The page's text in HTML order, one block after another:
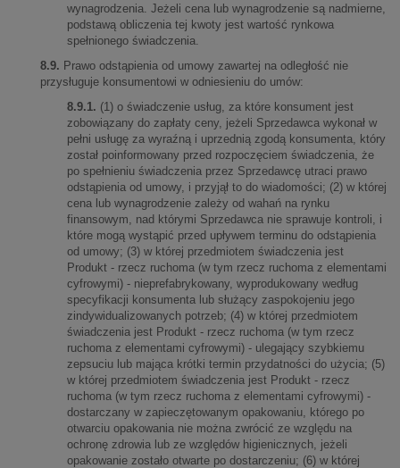
wynagrodzenia. Jeżeli cena lub wynagrodzenie są nadmierne,
podstawą obliczenia tej kwoty jest wartość rynkowa
spełnionego świadczenia.
8.9. Prawo odstąpienia od umowy zawartej na odległość nie
przysługuje konsumentowi w odniesieniu do umów:
8.9.1. (1) o świadczenie usług, za które konsument jest
zobowiązany do zapłaty ceny, jeżeli Sprzedawca wykonał w
pełni usługę za wyraźną i uprzednią zgodą konsumenta, który
został poinformowany przed rozpoczęciem świadczenia, że
po spełnieniu świadczenia przez Sprzedawcę utraci prawo
odstąpienia od umowy, i przyjął to do wiadomości; (2) w której
cena lub wynagrodzenie zależy od wahań na rynku
finansowym, nad którymi Sprzedawca nie sprawuje kontroli, i
które mogą wystąpić przed upływem terminu do odstąpienia
od umowy; (3) w której przedmiotem świadczenia jest
Produkt - rzecz ruchoma (w tym rzecz ruchoma z elementami
cyfrowymi) - nieprefabrykowany, wyprodukowany według
specyfikacji konsumenta lub służący zaspokojeniu jego
zindywidualizowanych potrzeb; (4) w której przedmiotem
świadczenia jest Produkt - rzecz ruchoma (w tym rzecz
ruchoma z elementami cyfrowymi) - ulegający szybkiemu
zepsuciu lub mająca krótki termin przydatności do użycia; (5)
w której przedmiotem świadczenia jest Produkt - rzecz
ruchoma (w tym rzecz ruchoma z elementami cyfrowymi) -
dostarczany w zapieczętowanym opakowaniu, którego po
otwarciu opakowania nie można zwrócić ze względu na
ochronę zdrowia lub ze względów higienicznych, jeżeli
opakowanie zostało otwarte po dostarczeniu; (6) w której